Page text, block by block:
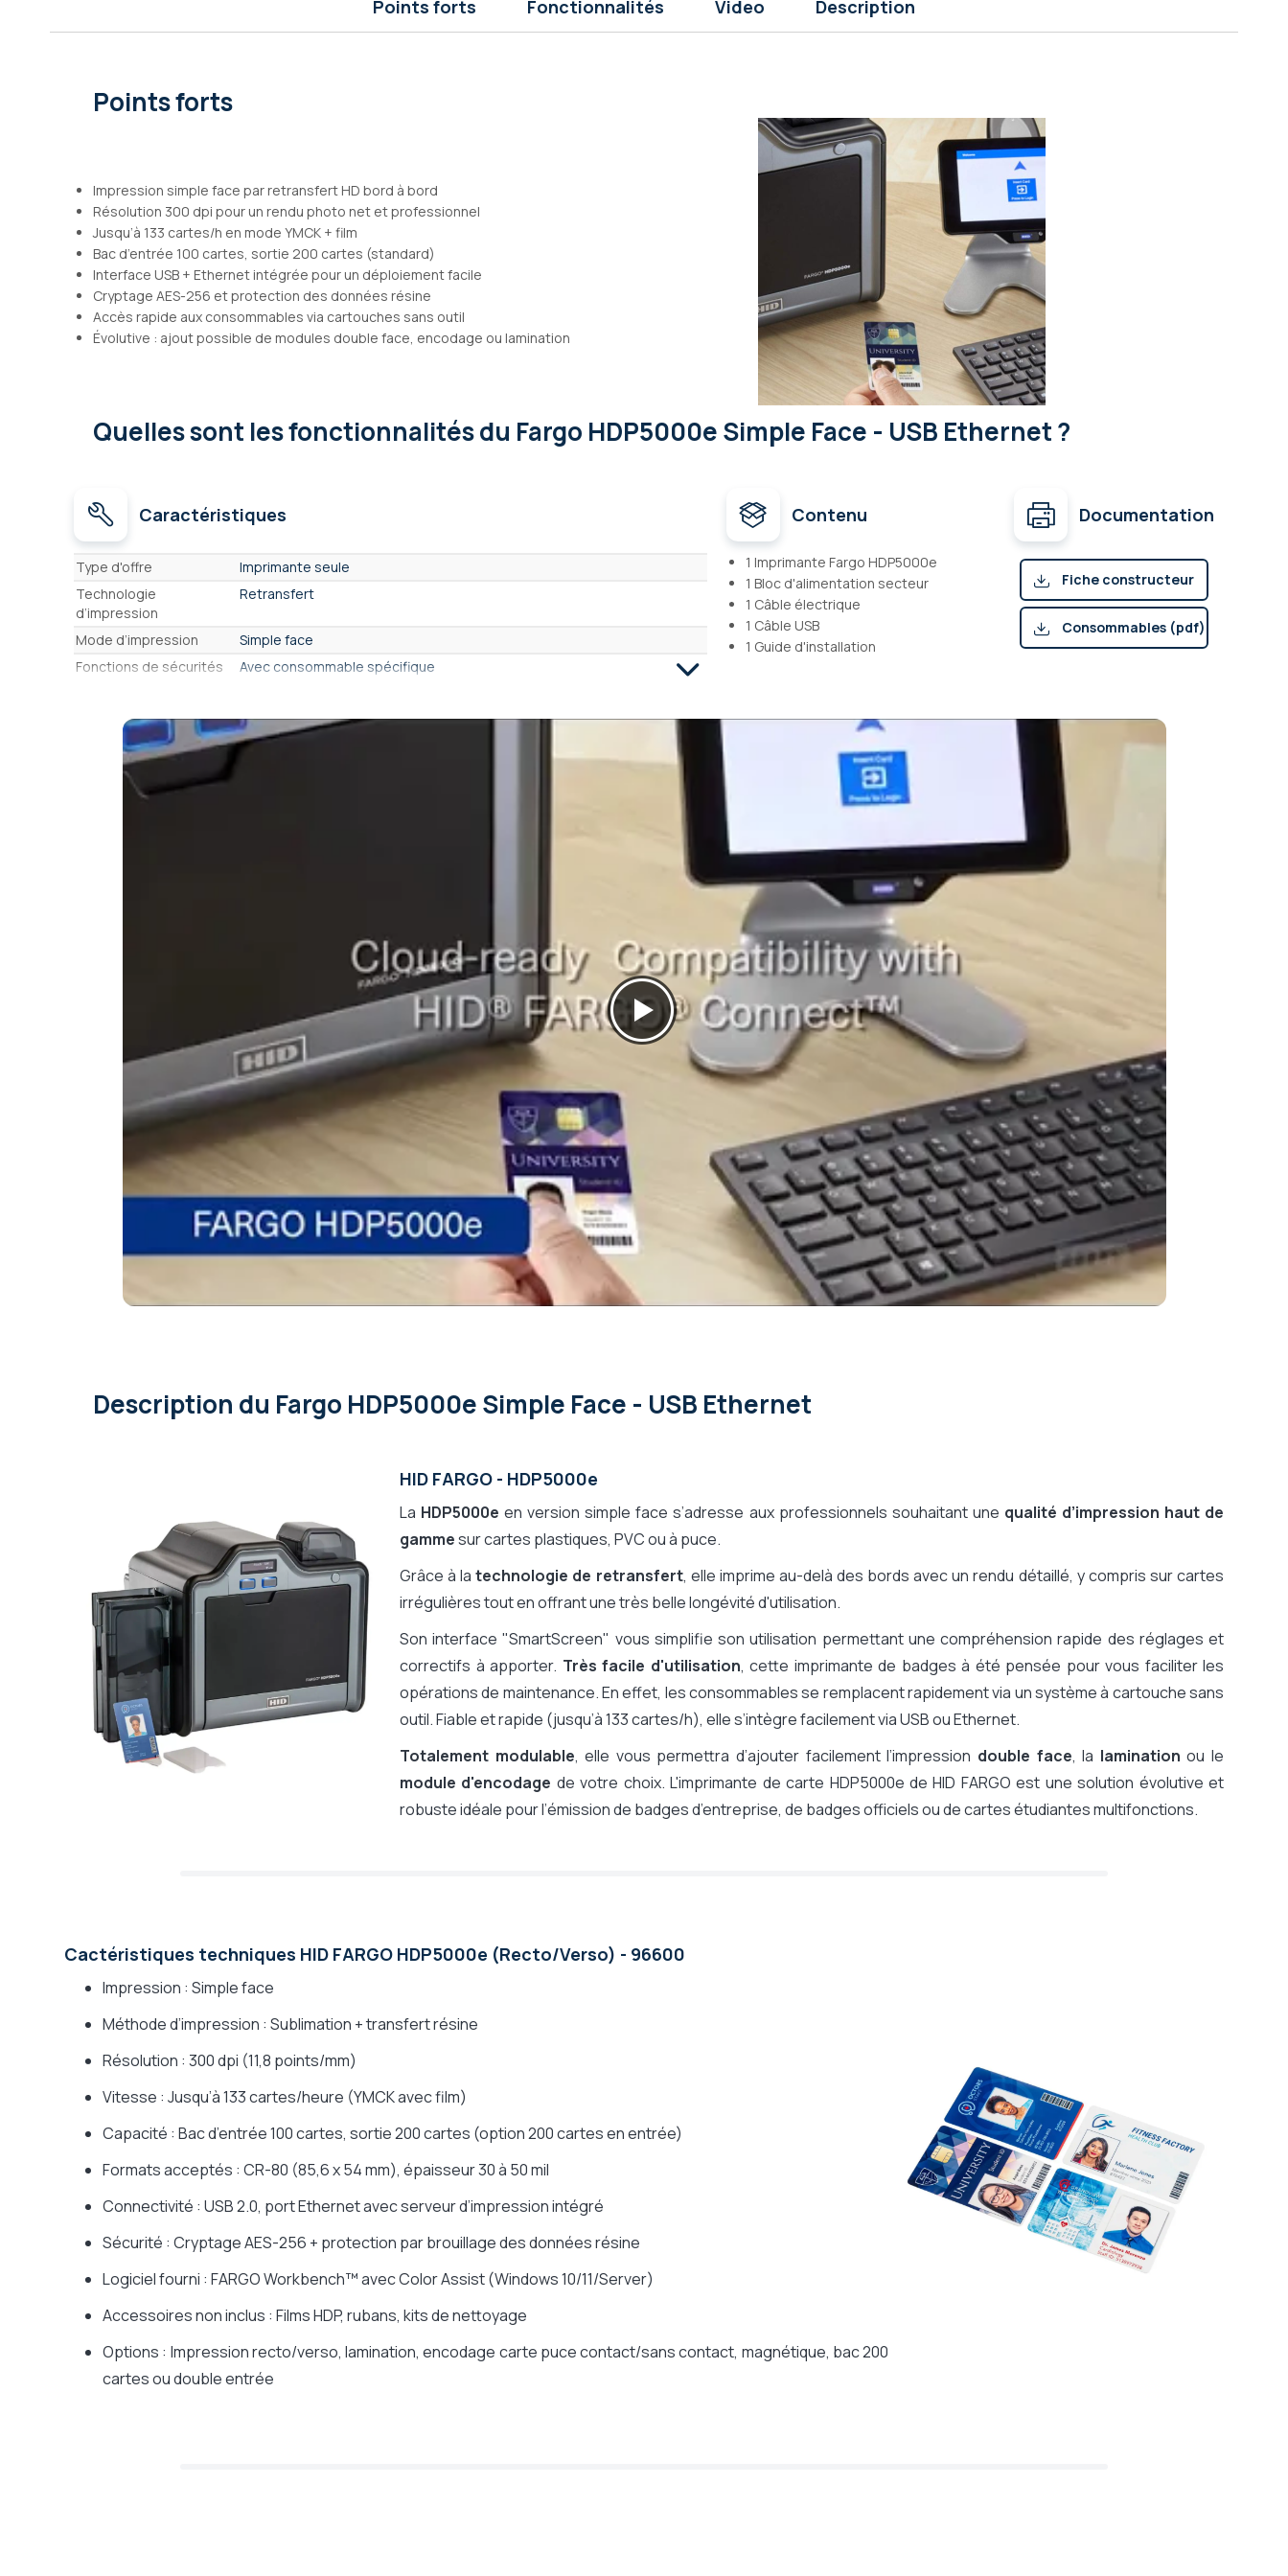
d’images
Points forts Fonctionnalités Video Description
Points forts
Impression simple face par retransfert HD bord à bord
Résolution 300 dpi pour un rendu photo net et professionnel
Jusqu’à 133 cartes/h en mode YMCK + film
Bac d’entrée 100 cartes, sortie 200 cartes (standard)
Interface USB + Ethernet intégrée pour un déploiement facile
Cryptage AES-256 et protection des données résine
Accès rapide aux consommables via cartouches sans outil
Évolutive : ajout possible de modules double face, encodage ou lamination
Quelles sont les fonctionnalitésdu Fargo HDP5000e Simple Face - USB Ethernet ?
Caractéristiques
Caractéristiques
Type d'offre
Imprimante seule
Technologie
d’impression
Retransfert
Mode d’impression
Simple face
Fonctions de sécurités
Avec consommable spécifique
Matière de la carte
PVC
Format de cartes
Epaisseur(s) prise(s) en
USB, RJ45 en option
LED
Capacités du logiciel
Création de cartes personnalisées
Type d'encodage
RFID en option, NFC en option, MiFare en option, Piste magnétique en
option, Puces en option
Options disponibles
Encodeurs, Lamination (module/consommable nécessaire), Chargeur
200 cartes
Dimensions
30,5 × 41,9 × 27,9 cm
3 ans
Contenu
1 Imprimante Fargo HDP5000e
1 Bloc d'alimentation secteur
1 Câble électrique
1 Câble USB
1 Guide d'installation
Documentation
Fiche constructeur
Consommables (pdf)
Description du Fargo HDP5000e Simple Face - USB Ethernet
HID FARGO - HDP5000e
La HDP5000e en version simple face s’adresse aux professionnels souhaitant une qualité d’impression haut de
gammesur cartes plastiques, PVC ou à puce.
Grâce à latechnologie de retransfert, elle imprime au-delà des bords avec un rendu détaillé, y compris sur cartes
irrégulières tout en offrant une très belle longévité d'utilisation.
Son interface "SmartScreen" vous simplifie son utilisation permettant une compréhension rapide des réglages et
correctifs à apporter. Très facile d'utilisation, cette imprimante de badges à été pensée pour vous faciliter les
opérations de maintenance. En effet, les consommables se remplacent rapidement via un système à cartouche sans
outil. Fiable et rapide (jusqu’à 133 cartes/h), elle s’intègre facilement via USB ou Ethernet.
Totalement modulable, elle vous permettra d’ajouter facilement l’impression double face, la laminationou le
module d'encodage de votre choix. L'imprimante de carte HDP5000e de HID FARGO est une solution évolutive et
robuste idéale pour l’émission de badges d’entreprise, de badges officiels ou de cartes étudiantes multifonctions.
Cactéristiques techniques HID FARGO HDP5000e (Recto/Verso) - 96600
Impression : Simple face
Méthode d’impression : Sublimation + transfert résine
Résolution : 300 dpi (11,8 points/mm)
Vitesse : Jusqu’à 133 cartes/heure (YMCK avec film)
Capacité : Bac d’entrée 100 cartes, sortie 200 cartes (option 200 cartes en entrée)
Formats acceptés : CR-80 (85,6 x 54 mm), épaisseur 30 à 50 mil
Connectivité : USB 2.0, port Ethernet avec serveur d’impression intégré
Sécurité : Cryptage AES-256 + protection par brouillage des données résine
Logiciel fourni : FARGO Workbench™ avec Color Assist (Windows 10/11/Server)
Accessoires non inclus : Films HDP, rubans, kits de nettoyage
Options : Impression recto/verso, lamination, encodage carte puce contact/sans contact, magnétique, bac 200
cartes ou double entrée